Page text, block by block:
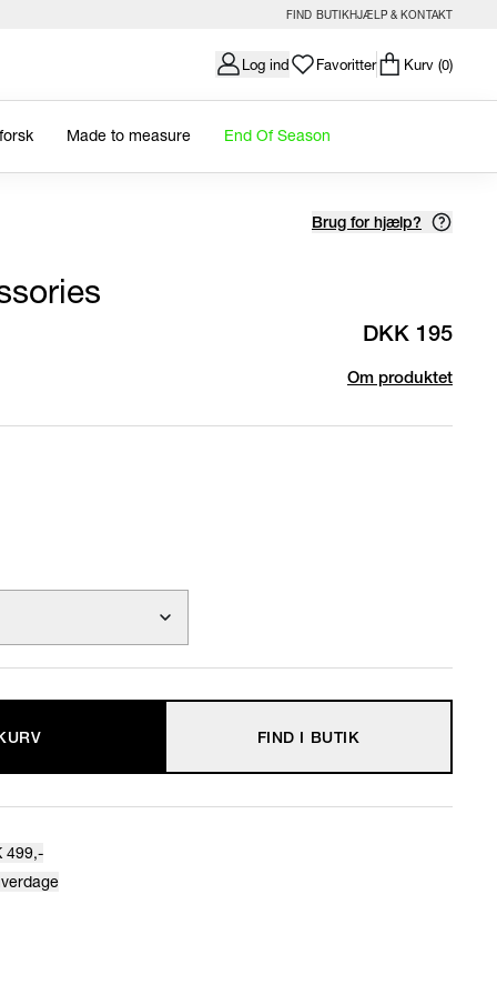
FIND BUTIKHJÆLP & KONTAKT
Log ind Favoritter Kurv (0)
Made to measure End Of Season
Brug for hjælp?
DKK 195
Om produktet
FIND I BUTIK
499,-